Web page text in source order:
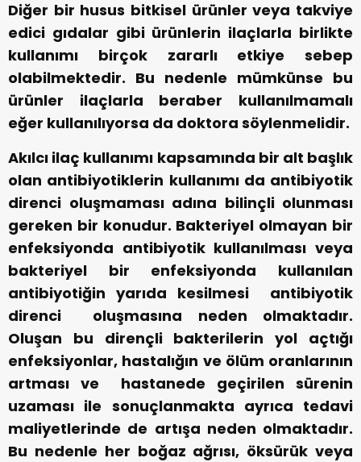
Diğer bir husus bitkisel ürünler veya takviye
edici gıdalar gibi ürünlerin ilaçlarla birlikte
kullanımı birçok zararlı etkiye sebep
olabilmektedir. Bu nedenle mümkünse bu
ürünler ilaçlarla beraber kullanılmamalı
eğer kullanılıyorsa da doktora söylenmelidir.
Akılcı ilaç kullanımı kapsamında bir alt başlık
olan antibiyotiklerin kullanımı da antibiyotik
direnci oluşmaması adına bilinçli olunması
gereken bir konudur. Bakteriyel olmayan bir
enfeksiyonda antibiyotik kullanılması veya
bakteriyel bir enfeksiyonda kullanılan
antibiyotiğin yarıda kesilmesi antibiyotik
direnci oluşmasına neden olmaktadır.
Oluşan bu dirençli bakterilerin yol açtığı
enfeksiyonlar, hastalığın ve ölüm oranlarının
artması ve hastanede geçirilen sürenin
uzaması ile sonuçlanmakta ayrıca tedavi
maliyetlerinde de artışa neden olmaktadır.
Bu nedenle her boğaz ağrısı, öksürük veya